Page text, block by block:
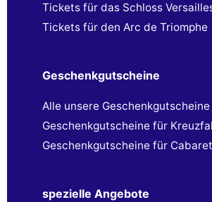
Tickets für das Schloss
Tickets für den Arc de Triomphe
Geschenkgutscheine
Alle unsere Geschenkgutscheine
Geschenkgutscheine für
Geschenkgutscheine für
spezielle Angebote